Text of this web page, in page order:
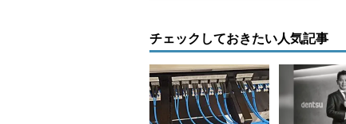
チェックしておきたい人気記事